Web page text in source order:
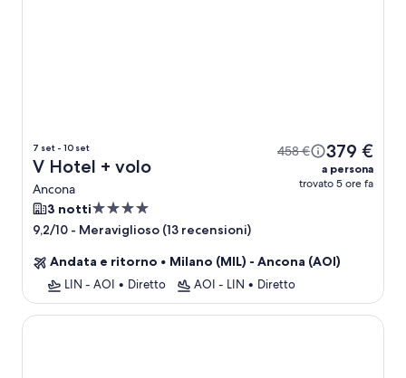
7 set - 10 set
V Hotel + volo
Ancona
458 € 379 €
a persona
trovato 5 ore fa
3 nottiStruttura
a
stelle
9,2/10 - Meraviglioso (13 recensioni)
Andata e ritorno • Milano (MIL) - Ancona (AOI)
LIN - AOI • Diretto AOI - LIN • Diretto
UNAHOTELS Villa dei Platani Foligno